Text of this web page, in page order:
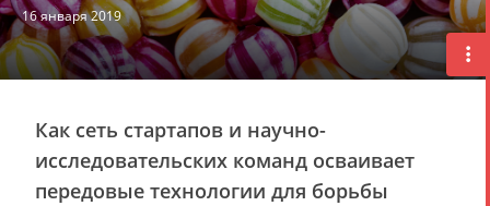
16 января 2019
Как сеть стартапов и научно-
исследовательских команд осваивает
передовые технологии для борьбы